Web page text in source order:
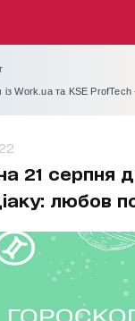
Work.ua та KSE ProfTech
21 серпня
любов